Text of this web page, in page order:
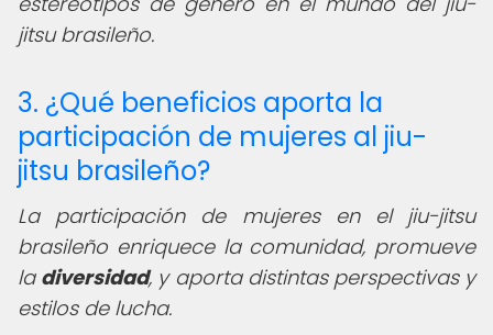
jitsu brasileño.
3. ¿Qué beneficios aporta la
participación de mujeres al jiu-
jitsu brasileño?
La participación de mujeres en el jiu-jitsu
brasileño enriquece la comunidad, promueve
la diversidad, y aporta distintas perspectivas y
estilos de lucha.